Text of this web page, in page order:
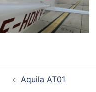
Aquila AT01